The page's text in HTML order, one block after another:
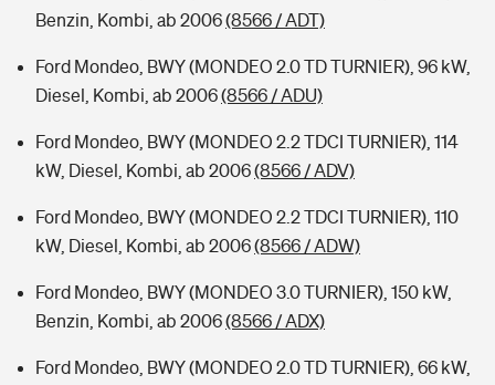
Benzin, Kombi, ab 2006(8566 / ADT)
Ford Mondeo, BWY (MONDEO 2.0 TD TURNIER), 96 kW,
Diesel, Kombi, ab 2006(8566 / ADU)
Ford Mondeo, BWY (MONDEO 2.2 TDCI TURNIER), 114
kW, Diesel, Kombi, ab 2006(8566 / ADV)
Ford Mondeo, BWY (MONDEO 2.2 TDCI TURNIER), 110
kW, Diesel, Kombi, ab 2006(8566 / ADW)
Ford Mondeo, BWY (MONDEO 3.0 TURNIER), 150 kW,
Benzin, Kombi, ab 2006(8566 / ADX)
Ford Mondeo, BWY (MONDEO 2.0 TD TURNIER), 66 kW,